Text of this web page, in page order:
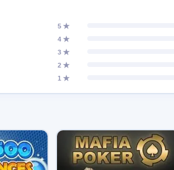
5 ★
4 ★
3 ★
2 ★
1 ★